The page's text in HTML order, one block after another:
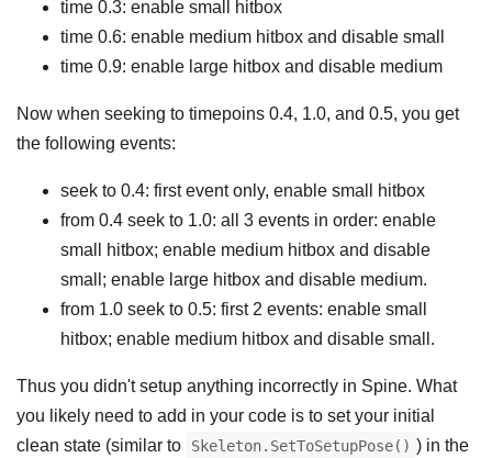
time 0.3: enable small hitbox
time 0.6: enable medium hitbox and disable small
time 0.9: enable large hitbox and disable medium
Now when seeking to timepoins 0.4, 1.0, and 0.5, you get
the following events:
seek to 0.4: first event only, enable small hitbox
from 0.4 seek to 1.0: all 3 events in order: enable
small hitbox; enable medium hitbox and disable
small; enable large hitbox and disable medium.
from 1.0 seek to 0.5: first 2 events: enable small
hitbox; enable medium hitbox and disable small.
Thus you didn't setup anything incorrectly in Spine. What
you likely need to add in your code is to set your initial
clean state (similar to
Skeleton.SetToSetupPose() ) in the